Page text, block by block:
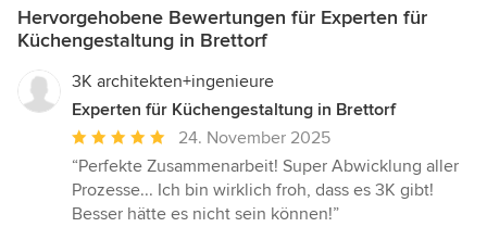
Hervorgehobene Bewertungen für Experten für
Küchengestaltung in Brettorf
3K architekten+ingenieure
Experten für Küchengestaltung in Brettorf
Durchschnittliche
Bewertung:
5
von
24. November 2025
“Perfekte Zusammenarbeit! Super Abwicklung aller
Prozesse... Ich bin wirklich froh, dass es 3K gibt!
Besser hätte es nicht sein können!”